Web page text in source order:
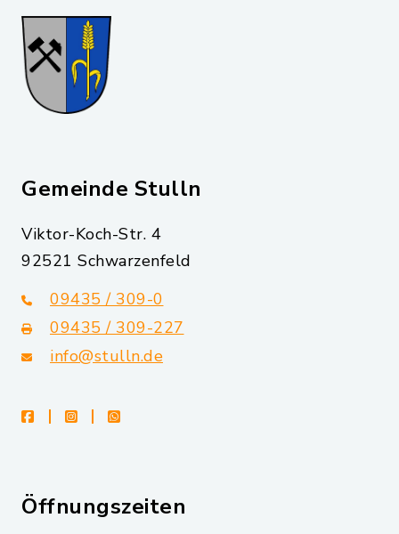
Gemeinde Stulln
Viktor-Koch-Str. 4
92521 Schwarzenfeld
09435 / 309-0
09435 / 309-227
info@stulln.de
facebookinstagramwhatsapp
Öffnungszeiten